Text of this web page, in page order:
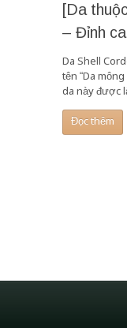
[Da
– Đỉnh
Da Shell
tên “Da
da này được
Đọc thêm